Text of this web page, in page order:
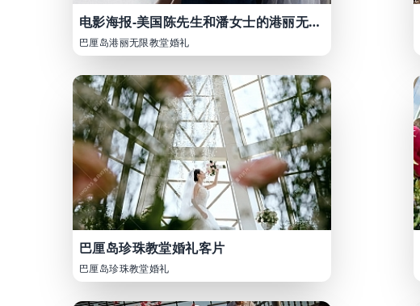
电影海报-美国陈先生和潘女士的港丽无限教堂婚礼
巴厘岛港丽无限教堂婚礼
巴厘岛珍珠教堂婚礼客片
巴厘岛珍珠教堂婚礼